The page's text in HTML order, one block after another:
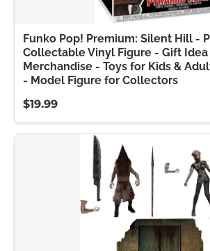
Funko Pop! Premium: Silent Hill -
Collectable Vinyl Figure - Gift Idea
Merchandise - Toys for Kids &
- Model Figure for Collectors
$19.99